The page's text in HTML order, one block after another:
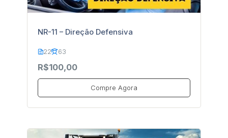
NR-11 – Direção Defensiva
22 63
R$100,00
Compre Agora